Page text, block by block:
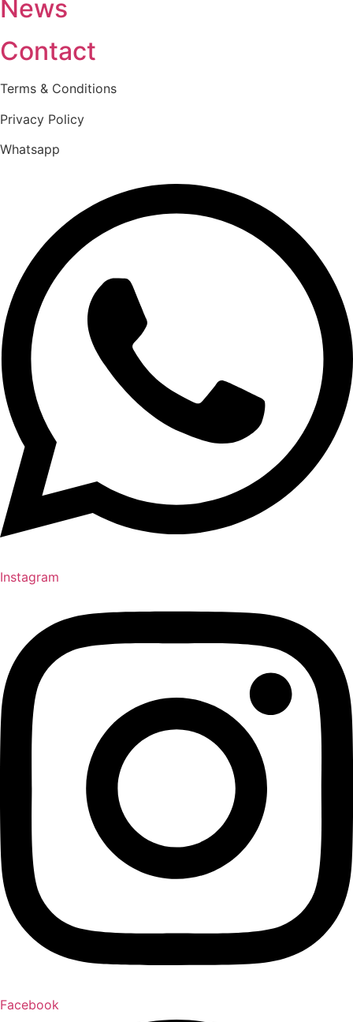
News
Contact
Terms & Conditions
Privacy Policy
Whatsapp
Instagram
Facebook